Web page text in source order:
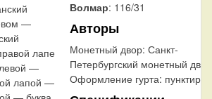
—
лапе
—
лапой —
Волмар: 116/31
Авторы
Монетный двор: Санкт-
Петербургский монетный двор
Оформление гурта: пунктир